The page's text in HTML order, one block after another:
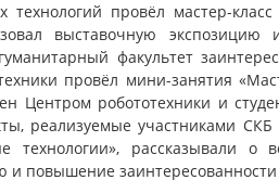
провёл мастер-
выставочную
факультет
провёл мини-занятия
Центром робототехники и
реализуемые участниками
рассказывали о
и повышение